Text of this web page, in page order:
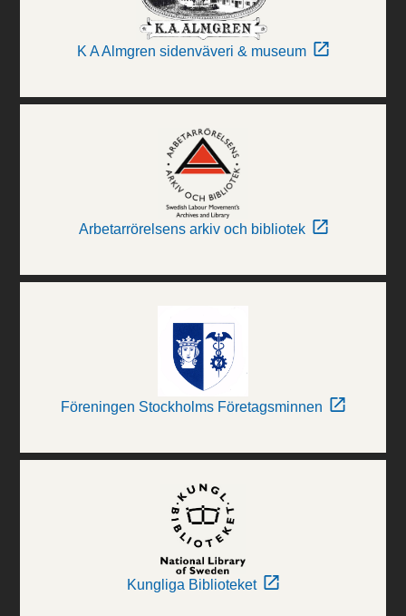
K A Almgren sidenväveri & museum
Arbetarrörelsens arkiv och bibliotek
Föreningen Stockholms Företagsminnen
Kungliga Biblioteket